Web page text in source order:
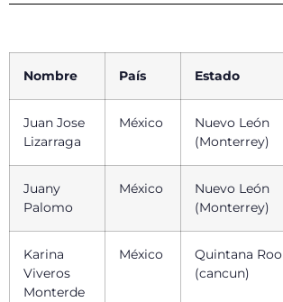
Nombre País Estado
Juan Jose
Lizarraga
México
Nuevo León
(Monterrey)
Juany
Palomo
México
Nuevo León
(Monterrey)
Karina
Viveros
Monterde
México
Quintana Roo
(cancun)